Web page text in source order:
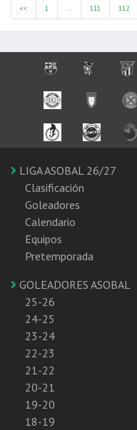
<< 1 … 111 112
LIGA ASOBAL 26/27
Clasificación
Goleadores
Calendario
Equipos
Pretemporada
GOLEADORES ASOBAL
25-26
24-25
23-24
22-23
21-22
20-21
19-20
18-19